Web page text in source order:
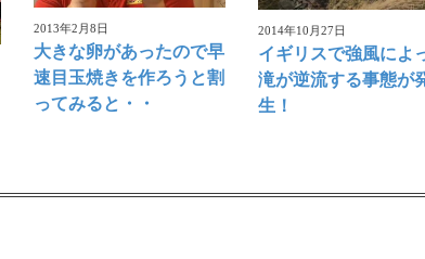
2013年2月8日
大きな卵があったので早
速目玉焼きを作ろうと割
ってみると・・
2014年10月27日
イギリスで強風によ
滝が逆流する事態が
生！